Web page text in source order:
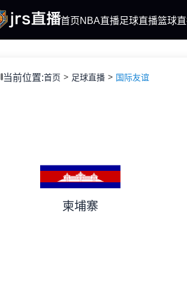
首页NBA直播足球直播篮球
当前位置:首页 足球直播 国际友谊
柬埔寨